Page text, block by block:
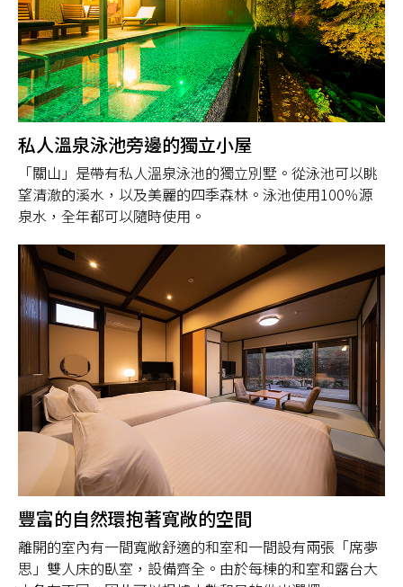
私人溫泉泳池旁邊的獨立小屋
「關山」是帶有私人溫泉泳池的獨立別墅。從泳池可以眺
望清澈的溪水，以及美麗的四季森林。泳池使用100％源
泉水，全年都可以隨時使用。
豐富的自然環抱著寬敞的空間
離開的室內有一間寬敞舒適的和室和一間設有兩張「席夢
思」雙人床的臥室，設備齊全。由於每棟的和室和露台大